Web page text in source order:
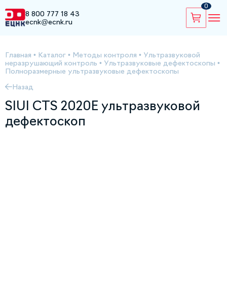
8 800 777 18 43
ecnk@ecnk.ru
0
Главная • Каталог • Методы контроля • Ультразвуковой
неразрушающий контроль • Ультразвуковые дефектоскопы •
Полноразмерные ультразвуковые дефектоскопы
Назад
SIUI CTS 2020E ультразвуковой
дефектоскоп